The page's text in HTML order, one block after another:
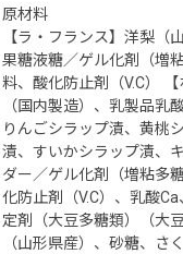
原材料
【ラ・フランス】洋梨（
果糖液糖／ゲル化剤（増
料、酸化防止剤（V.C）
（国内製造）、乳製品乳
りんごシラップ漬、黄桃
漬、すいかシラップ漬、
ダー／ゲル化剤（増粘多
化防止剤（V.C）、乳酸
定剤（大豆多糖類）（大
（山形県産）、砂糖、さ